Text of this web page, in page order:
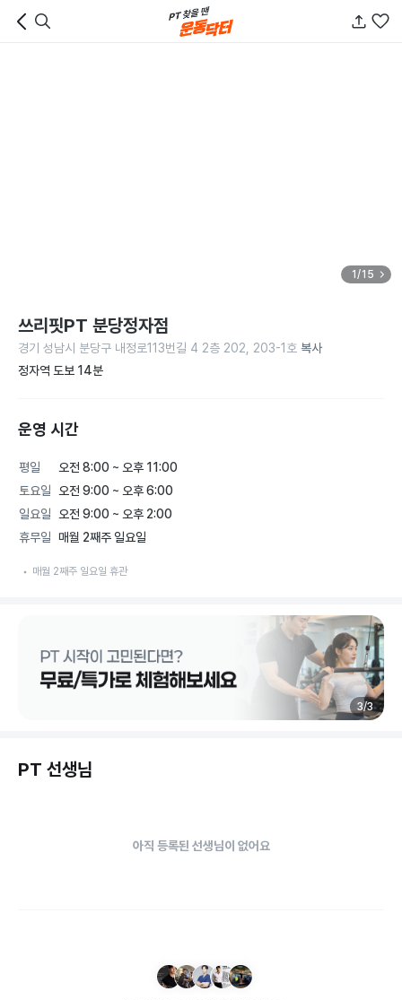
1/15
쓰리핏PT 분당정자점
경기 성남시 분당구 내정로113번길 4 2층 202, 203-1호 복사
정자역 도보 14분
운영 시간
평일
오전 8:00 ~ 오후 11:00
토요일
오전 9:00 ~ 오후 6:00
일요일
오전 9:00 ~ 오후 2:00
휴무일
매월 2째주 일요일
매월 2째주 일요일 휴관
3/3
PT 선생님
아직 등록된 선생님이 없어요